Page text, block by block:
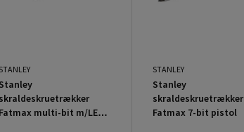
STANLEY
Stanley
skraldeskruetrækker
Fatmax multi-bit m/LED
STANLEY
Stanley
skraldeskruetrækker
Fatmax 7-bit pistol